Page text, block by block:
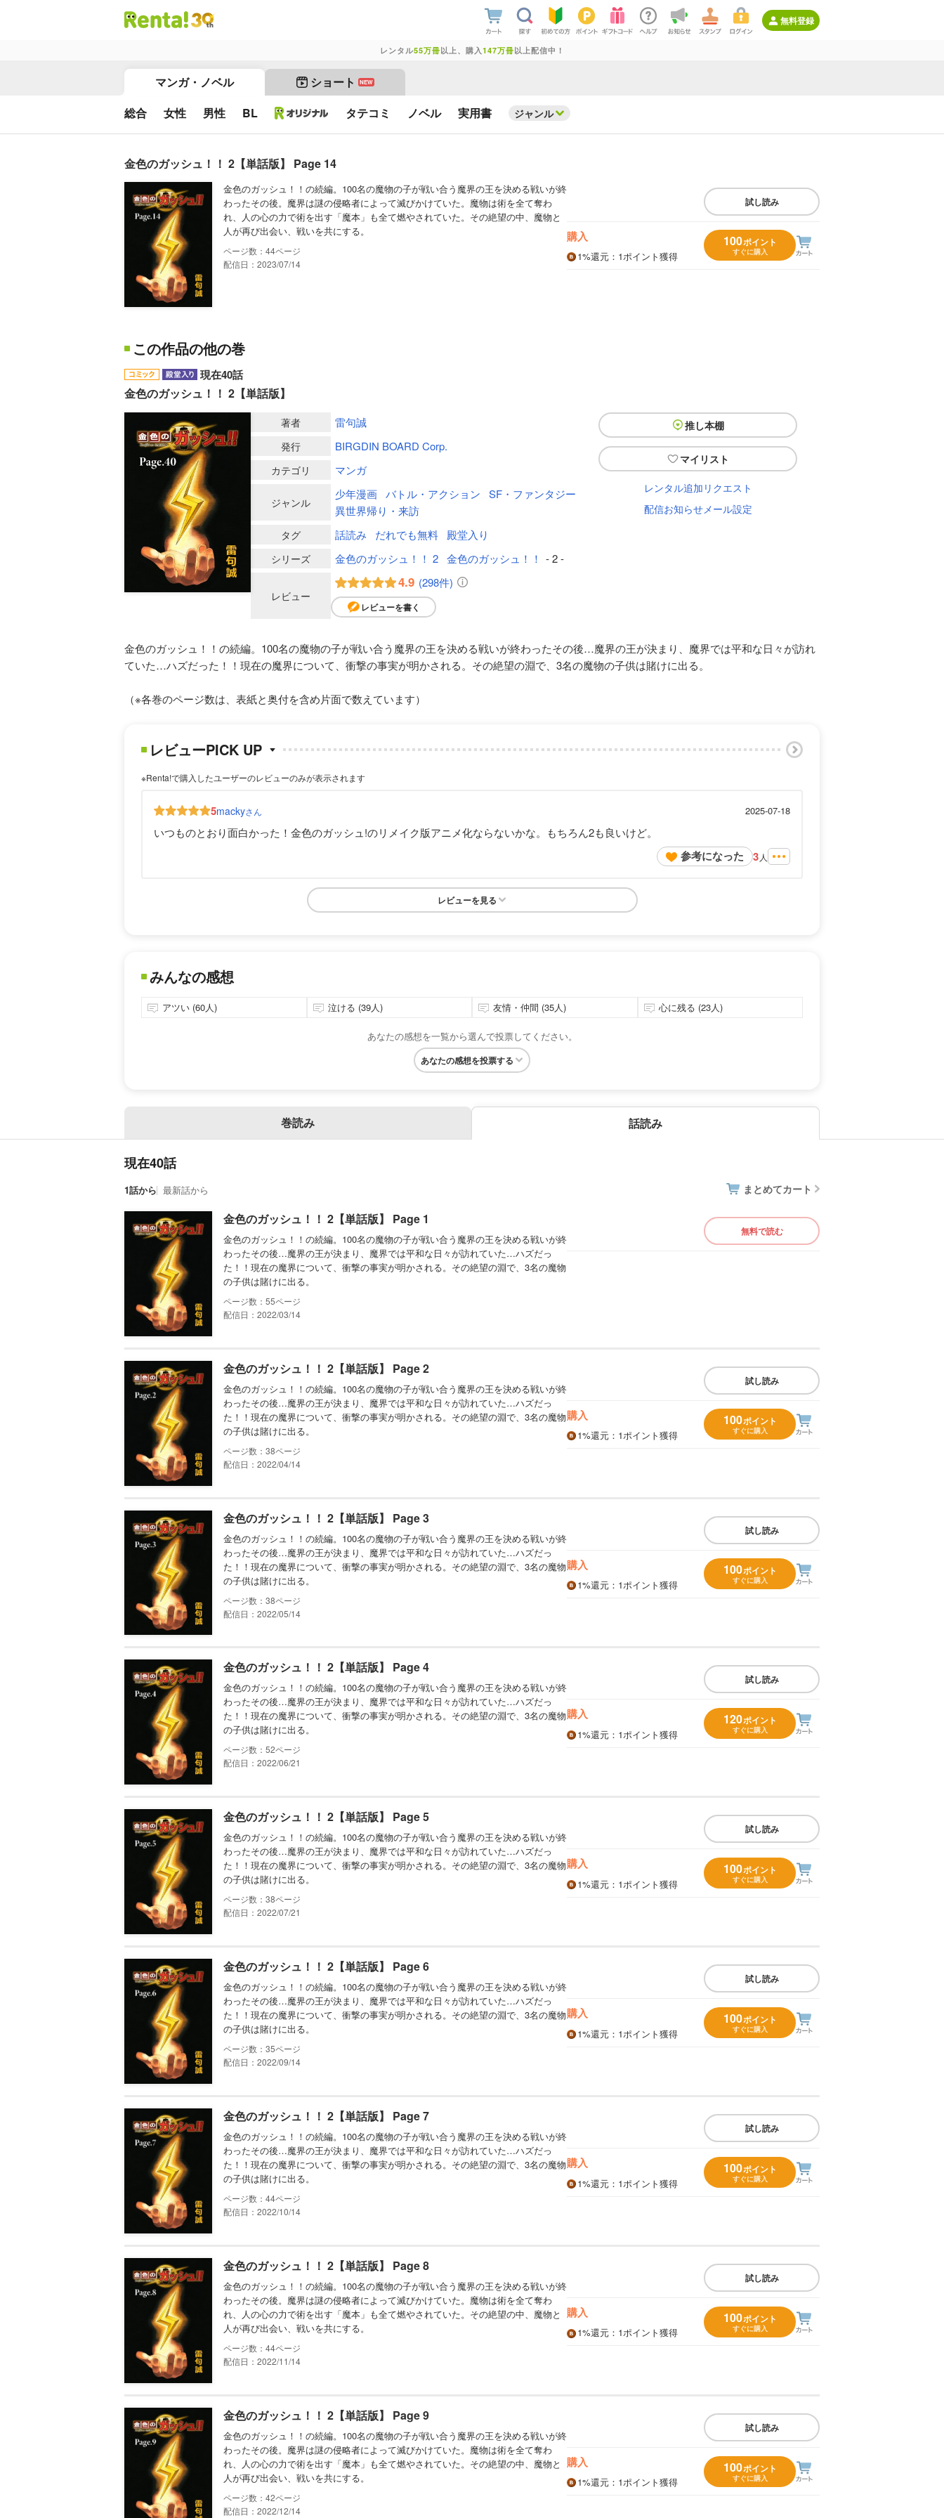
無料登録
レンタル55万冊以上、購入 147万冊以上配信中！
マンガ・ノベル ショート NEW
総合 女性 男性 BL タテコミ ノベル 実用書 ジャンル
金色のガッシュ！！ 2【単話版】 Page 14
金色のガッシュ！！の続編。100名の魔物の子が戦い合う魔界の王を決める戦いが終
わったその後。魔界は謎の侵略者によって滅びかけていた。魔物は術を全て奪わ
れ、人の心の力で術を出す「魔本」も全て燃やされていた。その絶望の中、魔物と
人が再び出会い、戦いを共にする。
44
配信日：2023/07/14
試し読み
購入
1%還元 ：1ポイント獲得
100ポイント
すぐに購入
この作品の他の巻
現在40話
金色のガッシュ！！ 2【単話版】
推し本棚
マイリスト
レンタル追加リクエスト
配信お知らせメール設定
著者 雷句誠
発行 BIRGDIN BOARD Corp.
カテゴリ マンガ
ジャンル
少年漫画 バトル・アクション
SF・ファンタジー
異世界帰り・来訪
タグ 話読み だれでも無料 殿堂入り
シリーズ 金色のガッシュ！！ 2 金色のガッシュ！！ - 2 -
レビュー
4.9 (298件)
レビューを書く
金色のガッシュ！！の続編。100名の魔物の子が戦い合う魔界の王を決める戦いが終わったその後…魔界の王が決まり、魔界では平和な日々が訪れ
ていた…ハズだった！！現在の魔界について、衝撃の事実が明かされる。その絶望の淵で、3名の魔物の子供は賭けに出る。
（※各巻のページ数は、表紙と奥付を含め片面で数えています）
レビューPICK UP
※Renta!で購入したユーザーのレビューのみが表示されます
5mackyさん 2025-07-18
いつものとおり面白かった！金色のガッシュ!のリメイク版アニメ化ならないかな。もちろん2も良いけど。
参考になった 3 人
レビューを見る
みんなの感想
アツい (60人) 泣ける (39人) 友情・仲間 (35人) 心に残る (23人)
あなたの感想を一覧から選んで投票してください。
あなたの感想を投票する
巻読み 話読み
現在40話
1話から 最新話から まとめてカート
金色のガッシュ！！ 2【単話版】 Page 1
金色のガッシュ！！の続編。100名の魔物の子が戦い合う魔界の王を決める戦いが終
わったその後…魔界の王が決まり、魔界では平和な日々が訪れていた…ハズだっ
た！！現在の魔界について、衝撃の事実が明かされる。その絶望の淵で、3名の魔物
の子供は賭けに出る。
55
配信日：2022/03/14
無料で読む
金色のガッシュ！！ 2【単話版】 Page 2
金色のガッシュ！！の続編。100名の魔物の子が戦い合う魔界の王を決める戦いが終
わったその後…魔界の王が決まり、魔界では平和な日々が訪れていた…ハズだっ
た！！現在の魔界について、衝撃の事実が明かされる。その絶望の淵で、3名の魔物
の子供は賭けに出る。
38
配信日：2022/04/14
試し読み
購入
1%還元 ：1ポイント獲得
100ポイント
すぐに購入
金色のガッシュ！！ 2【単話版】 Page 3
金色のガッシュ！！の続編。100名の魔物の子が戦い合う魔界の王を決める戦いが終
わったその後…魔界の王が決まり、魔界では平和な日々が訪れていた…ハズだっ
た！！現在の魔界について、衝撃の事実が明かされる。その絶望の淵で、3名の魔物
の子供は賭けに出る。
38
配信日：2022/05/14
試し読み
購入
1%還元 ：1ポイント獲得
100ポイント
すぐに購入
金色のガッシュ！！ 2【単話版】 Page 4
金色のガッシュ！！の続編。100名の魔物の子が戦い合う魔界の王を決める戦いが終
わったその後…魔界の王が決まり、魔界では平和な日々が訪れていた…ハズだっ
た！！現在の魔界について、衝撃の事実が明かされる。その絶望の淵で、3名の魔物
の子供は賭けに出る。
52
配信日：2022/06/21
試し読み
購入
1%還元 ：1ポイント獲得
120ポイント
すぐに購入
金色のガッシュ！！ 2【単話版】 Page 5
金色のガッシュ！！の続編。100名の魔物の子が戦い合う魔界の王を決める戦いが終
わったその後…魔界の王が決まり、魔界では平和な日々が訪れていた…ハズだっ
た！！現在の魔界について、衝撃の事実が明かされる。その絶望の淵で、3名の魔物
の子供は賭けに出る。
38
配信日：2022/07/21
試し読み
購入
1%還元 ：1ポイント獲得
100ポイント
すぐに購入
金色のガッシュ！！ 2【単話版】 Page 6
金色のガッシュ！！の続編。100名の魔物の子が戦い合う魔界の王を決める戦いが終
わったその後…魔界の王が決まり、魔界では平和な日々が訪れていた…ハズだっ
た！！現在の魔界について、衝撃の事実が明かされる。その絶望の淵で、3名の魔物
の子供は賭けに出る。
35
配信日：2022/09/14
試し読み
購入
1%還元 ：1ポイント獲得
100ポイント
すぐに購入
金色のガッシュ！！ 2【単話版】 Page 7
金色のガッシュ！！の続編。100名の魔物の子が戦い合う魔界の王を決める戦いが終
わったその後…魔界の王が決まり、魔界では平和な日々が訪れていた…ハズだっ
た！！現在の魔界について、衝撃の事実が明かされる。その絶望の淵で、3名の魔物
の子供は賭けに出る。
44
配信日：2022/10/14
試し読み
購入
1%還元 ：1ポイント獲得
100ポイント
すぐに購入
金色のガッシュ！！ 2【単話版】 Page 8
金色のガッシュ！！の続編。100名の魔物の子が戦い合う魔界の王を決める戦いが終
わったその後。魔界は謎の侵略者によって滅びかけていた。魔物は術を全て奪わ
れ、人の心の力で術を出す「魔本」も全て燃やされていた。その絶望の中、魔物と
人が再び出会い、戦いを共にする。
44
配信日：2022/11/14
試し読み
購入
1%還元 ：1ポイント獲得
100ポイント
すぐに購入
金色のガッシュ！！ 2【単話版】 Page 9
金色のガッシュ！！の続編。100名の魔物の子が戦い合う魔界の王を決める戦いが終
わったその後。魔界は謎の侵略者によって滅びかけていた。魔物は術を全て奪わ
れ、人の心の力で術を出す「魔本」も全て燃やされていた。その絶望の中、魔物と
人が再び出会い、戦いを共にする。
42
配信日：2022/12/14
試し読み
購入
1%還元 ：1ポイント獲得
100ポイント
すぐに購入